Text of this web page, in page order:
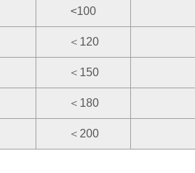
<100
＜120
＜150
＜180
＜200